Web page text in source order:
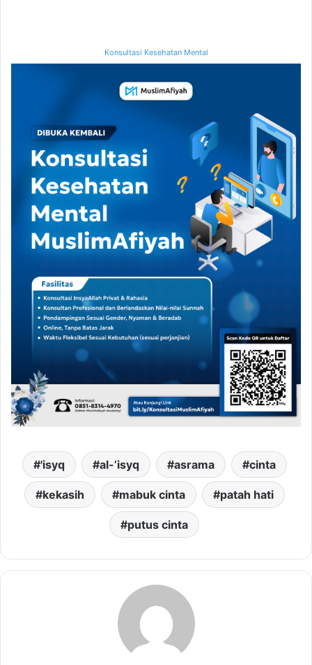
Konsultasi Kesehatan Mental
'isyq al-’isyq asrama cinta
kekasih mabuk cinta patah hati
putus cinta